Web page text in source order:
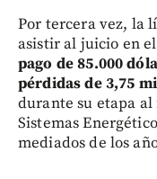
Por tercera vez, la
asistir al juicio en el
pago de 85.000
pérdidas de 3,75
durante su etapa
Sistemas
mediados de los